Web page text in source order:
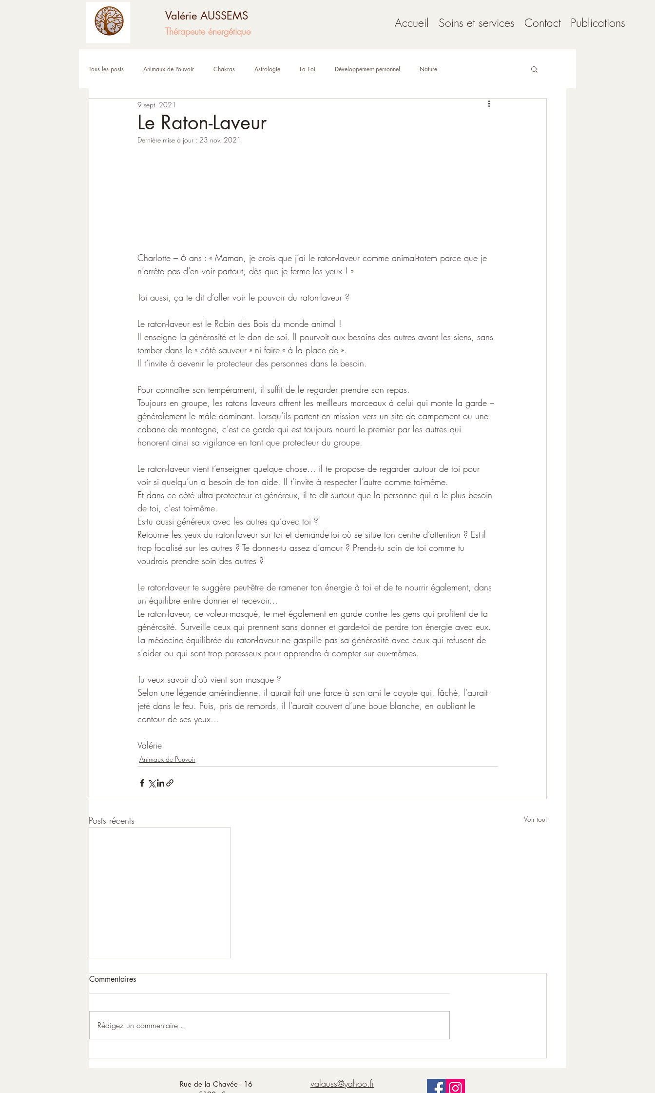
Valérie AUSSEMS
Thérapeute énergétique
Accueil Soins et services Contact Publications
Tous les posts Animaux de Pouvoir Chakras Astrologie La Foi Développement personnel Nature
Fêtes et moments de l'année
Le Raton-Laveur
9 sept. 2021
Dernière mise à jour : 23 nov. 2021
Charlotte – 6 ans : « Maman, je crois que j’ai le raton-laveur comme animal-totem parce que je
n’arrête pas d’en voir partout, dès que je ferme les yeux ! »
Toi aussi, ça te dit d’aller voir le pouvoir du raton-laveur ?
Le raton-laveur est le Robin des Bois du monde animal !
Il enseigne la générosité et le don de soi. Il pourvoit aux besoins des autres avant les siens, sans
tomber dans le « côté sauveur » ni faire « à la place de ».
Il t’invite à devenir le protecteur des personnes dans le besoin.
Pour connaître son tempérament, il suffit de le regarder prendre son repas.
Toujours en groupe, les ratons laveurs offrent les meilleurs morceaux à celui qui monte la garde –
généralement le mâle dominant. Lorsqu’ils partent en mission vers un site de campement ou une
cabane de montagne, c’est ce garde qui est toujours nourri le premier par les autres qui
honorent ainsi sa vigilance en tant que protecteur du groupe.
Le raton-laveur vient t’enseigner quelque chose… il te propose de regarder autour de toi pour
voir si quelqu’un a besoin de ton aide. Il t’invite à respecter l’autre comme toi-même.
Et dans ce côté ultra protecteur et généreux, il te dit surtout que la personne qui a le plus besoin
de toi, c’est toi-même.
Es-tu aussi généreux avec les autres qu’avec toi ?
Retourne les yeux du raton-laveur sur toi et demande-toi où se situe ton centre d’attention ? Est-il
trop focalisé sur les autres ? Te donnes-tu assez d’amour ? Prends-tu soin de toi comme tu
voudrais prendre soin des autres ?
Le raton-laveur te suggère peut-être de ramener ton énergie à toi et de te nourrir également, dans
un équilibre entre donner et recevoir…
Le raton-laveur, ce voleur-masqué, te met également en garde contre les gens qui profitent de ta
générosité. Surveille ceux qui prennent sans donner et garde-toi de perdre ton énergie avec eux.
La médecine équilibrée du raton-laveur ne gaspille pas sa générosité avec ceux qui refusent de
s’aider ou qui sont trop paresseux pour apprendre à compter sur eux-mêmes.
Tu veux savoir d’où vient son masque ?
Selon une légende amérindienne, il aurait fait une farce à son ami le coyote qui, fâché, l'aurait
jeté dans le feu. Puis, pris de remords, il l'aurait couvert d’une boue blanche, en oubliant le
contour de ses yeux…
Valérie
Animaux de Pouvoir
Posts récents Voir tout
L’Animal de Pouvoir
Commentaires
Rédigez un commentaire...
Rue de la Chavée - 16
valauss@yahoo.fr